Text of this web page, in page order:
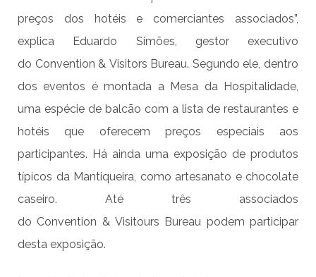
preços dos hotéis e comerciantes associados”,
explica Eduardo Simões, gestor executivo
do Convention & Visitors Bureau. Segundo ele, dentro
dos eventos é montada a Mesa da Hospitalidade,
uma espécie de balcão com a lista de restaurantes e
hotéis que oferecem preços especiais aos
participantes. Há ainda uma exposição de produtos
típicos da Mantiqueira, como artesanato e chocolate
caseiro. Até três associados
do Convention & Visitours Bureau podem participar
desta exposição.